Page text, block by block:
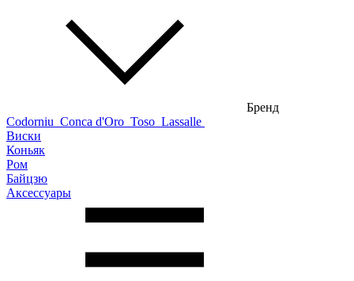
Бренд
Codorniu Conca d'Oro Toso Lassalle
Виски
Коньяк
Ром
Байцзю
Аксессуары